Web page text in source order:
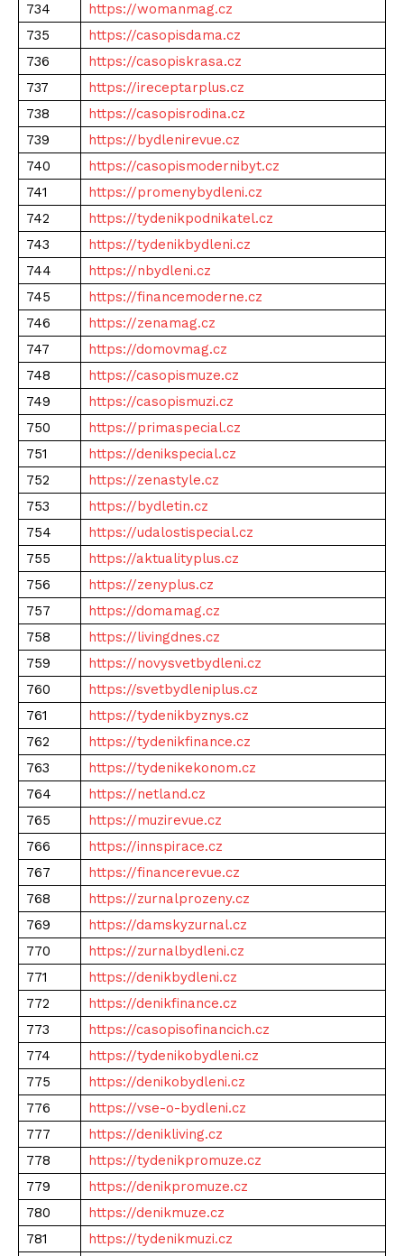
734
https://womanmag.cz
735
https://casopisdama.cz
736
https://casopiskrasa.cz
737
https://ireceptarplus.cz
738
https://casopisrodina.cz
739
https://bydlenirevue.cz
740
https://casopismodernibyt.cz
741
https://promenybydleni.cz
742
https://tydenikpodnikatel.cz
743
https://tydenikbydleni.cz
744
https://nbydleni.cz
745
https://financemoderne.cz
746
https://zenamag.cz
747
https://domovmag.cz
748
https://casopismuze.cz
749
https://casopismuzi.cz
750
https://primaspecial.cz
751
https://denikspecial.cz
752
https://zenastyle.cz
753
https://bydletin.cz
754
https://udalostispecial.cz
755
https://aktualityplus.cz
756
https://zenyplus.cz
757
https://domamag.cz
758
https://livingdnes.cz
759
https://novysvetbydleni.cz
760
https://svetbydleniplus.cz
761
https://tydenikbyznys.cz
762
https://tydenikfinance.cz
763
https://tydenikekonom.cz
764
https://netland.cz
765
https://muzirevue.cz
766
https://innspirace.cz
767
https://financerevue.cz
768
https://zurnalprozeny.cz
769
https://damskyzurnal.cz
770
https://zurnalbydleni.cz
771
https://denikbydleni.cz
772
https://denikfinance.cz
773
https://casopisofinancich.cz
774
https://tydenikobydleni.cz
775
https://denikobydleni.cz
776
https://vse-o-bydleni.cz
777
https://denikliving.cz
778
https://tydenikpromuze.cz
779
https://denikpromuze.cz
780
https://denikmuze.cz
781
https://tydenikmuzi.cz